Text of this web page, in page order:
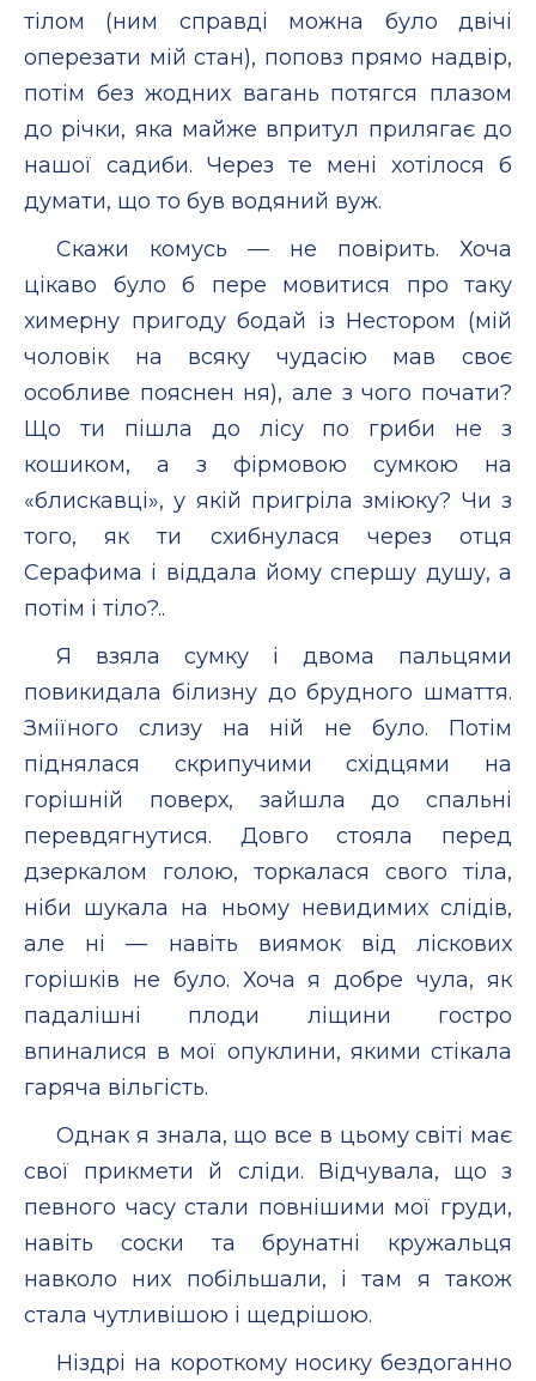
тілом (ним справді можна було двічі
оперезати мій стан), поповз прямо надвір,
потім без жодних вагань потягся плазом
до річки, яка майже впритул прилягає до
нашої садиби. Через те мені хотілося б
думати, що то був водяний вуж.
Скажи комусь — не повірить. Хоча
цікаво було б пере мовитися про таку
химерну пригоду бодай із Нестором (мій
чоловік на всяку чудасію мав своє
особливе пояснен ня), але з чого почати?
Що ти пішла до лісу по гриби не з
кошиком, а з фірмовою сумкою на
«блискавці», у якій пригріла зміюку? Чи з
того, як ти схибнулася через отця
Серафима і віддала йому спершу душу, а
потім і тіло?..
Я взяла сумку і двома пальцями
повикидала білизну до брудного шмаття.
Зміїного слизу на ній не було. Потім
піднялася скрипучими східцями на
горішній поверх, зайшла до спальні
перевдягнутися. Довго стояла перед
дзеркалом голою, торкалася свого тіла,
ніби шукала на ньому невидимих слідів,
але ні — навіть виямок від ліскових
горішків не було. Хоча я добре чула, як
падалішні плоди ліщини гостро
впиналися в мої опуклини, якими стікала
гаряча вільгість.
Однак я знала, що все в цьому світі має
свої прикмети й сліди. Відчувала, що з
певного часу стали повнішими мої груди,
навіть соски та брунатні кружальця
навколо них побільшали, і там я також
стала чутливішою і щедрішою.
Ніздрі на короткому носику бездоганно